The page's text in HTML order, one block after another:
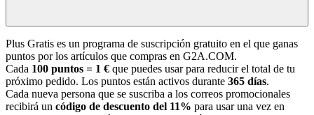
Plus Gratis es un programa de suscripción gratuito en el que ganas
puntos por los artículos que compras en G2A.COM.
Cada 100 puntos = 1 € que puedes usar para reducir el total de tu
próximo pedido. Los puntos están activos durante 365 días.
Cada nueva persona que se suscriba a los correos promocionales
recibirá un código de descuento del 11% para usar una vez en